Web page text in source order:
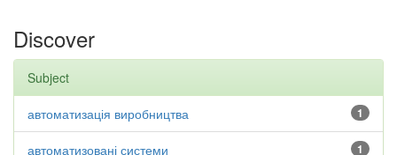
Discover
Subject
1
автоматизація виробництва
1
автоматизовані системи